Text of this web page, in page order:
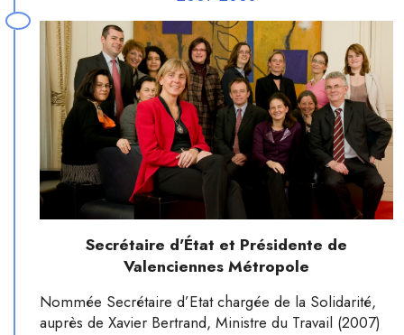
Secrétaire d'État et Présidente de
Valenciennes Métropole
Nommée Secrétaire d’Etat chargée de la Solidarité,
auprès de Xavier Bertrand, Ministre du Travail (2007)